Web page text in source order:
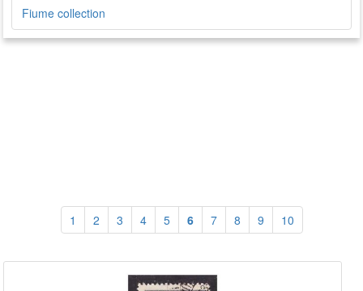
Fiume collection
1 2 3 4 5 6 7 8 9 10